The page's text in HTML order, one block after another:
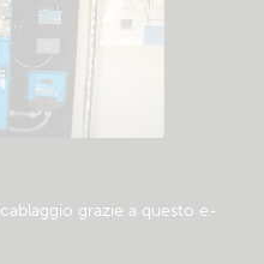
generali
grazie a questo e-